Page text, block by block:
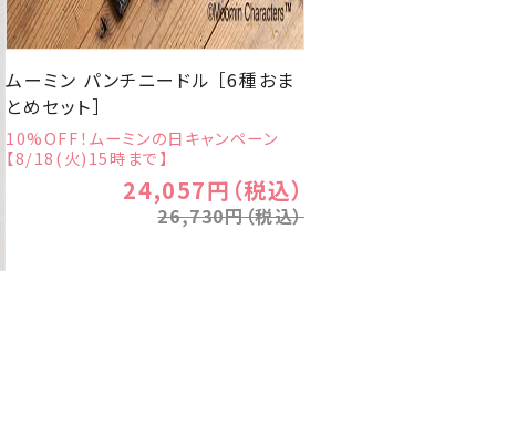
ムーミン パンチニードル ［6種おま
とめセット］
10%OFF！ムーミンの日キャンペーン
【8/18(火)15時まで】
24,057円（税込）
26,730円（税込）